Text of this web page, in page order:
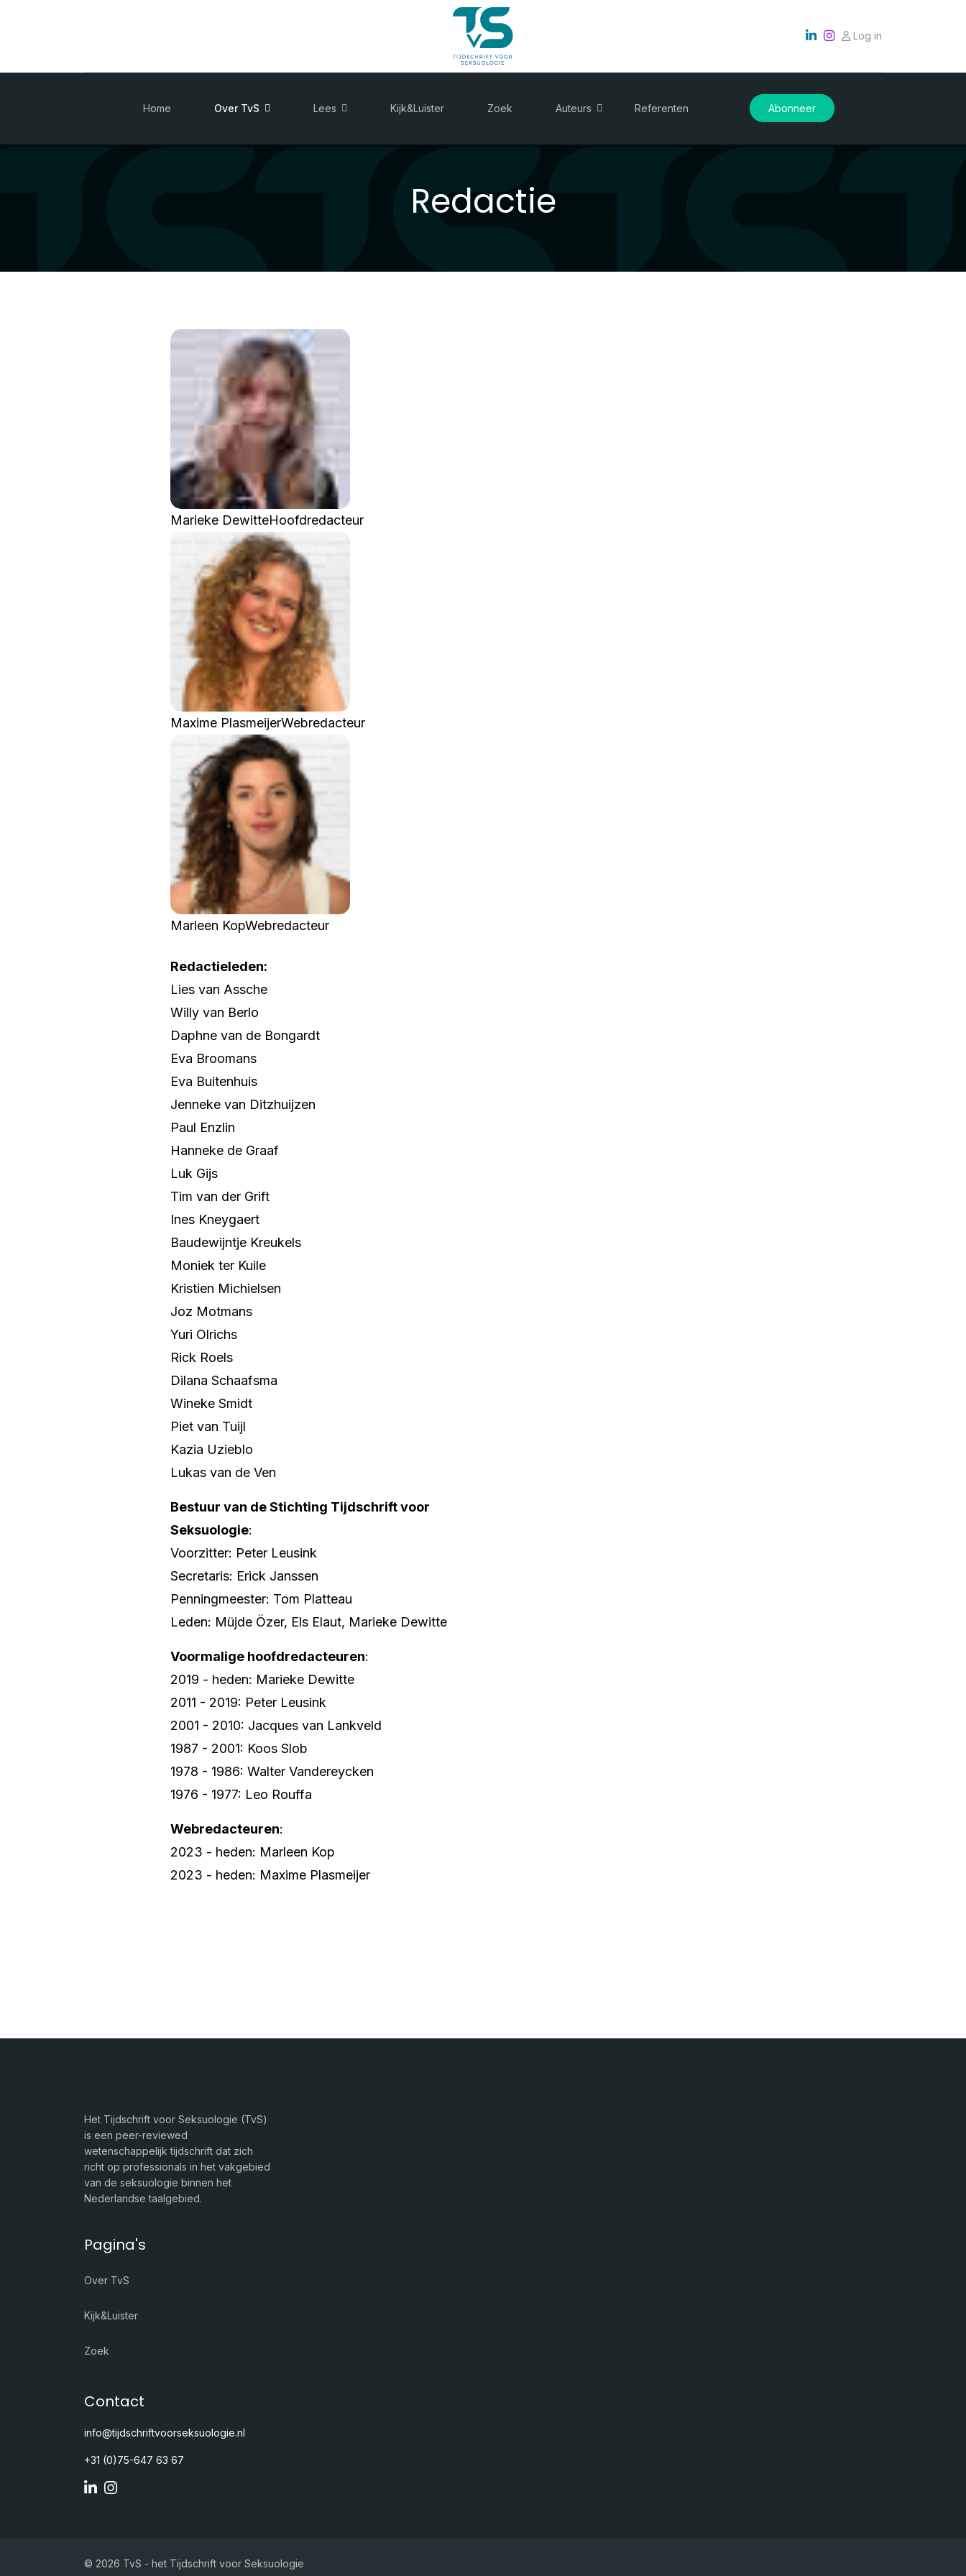
Log in
Home Over TvS Lees Kijk&Luister Zoek Auteurs Referenten Abonneer
Redactie
Marieke DewitteHoofdredacteur
Maxime PlasmeijerWebredacteur
Marleen KopWebredacteur
Redactieleden:
Lies van Assche
Willy van Berlo
Daphne van de Bongardt
Eva Broomans
Eva Buitenhuis
Jenneke van Ditzhuijzen
Paul Enzlin
Hanneke de Graaf
Luk Gijs
Tim van der Grift
Ines Kneygaert
Baudewijntje Kreukels
Moniek ter Kuile
Kristien Michielsen
Joz Motmans
Yuri Olrichs
Rick Roels
Dilana Schaafsma
Wineke Smidt
Piet van Tuijl
Kazia Uzieblo
Lukas van de Ven
Bestuur van de Stichting Tijdschrift voor
Seksuologie:
Voorzitter: Peter Leusink
Secretaris: Erick Janssen
Penningmeester: Tom Platteau
Leden: Müjde Özer, Els Elaut, Marieke Dewitte
Voormalige hoofdredacteuren:
2019 - heden: Marieke Dewitte
2011 - 2019: Peter Leusink
2001 - 2010: Jacques van Lankveld
1987 - 2001: Koos Slob
1978 - 1986: Walter Vandereycken
1976 - 1977: Leo Rouffa
Webredacteuren:
2023 - heden: Marleen Kop
2023 - heden: Maxime Plasmeijer
Het Tijdschrift voor Seksuologie (TvS)
is een peer-reviewed
wetenschappelijk tijdschrift dat zich
richt op professionals in het vakgebied
van de seksuologie binnen het
Nederlandse taalgebied.
Pagina's
Over TvS
Kijk&Luister
Zoek
Contact
info@tijdschriftvoorseksuologie.nl
+31 (0)75-647 63 67
© 2026 TvS - het Tijdschrift voor Seksuologie